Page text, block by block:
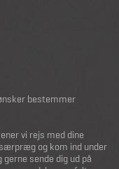
bestemmer
vi rejs med dine
og kom ind under
sende dig ud på